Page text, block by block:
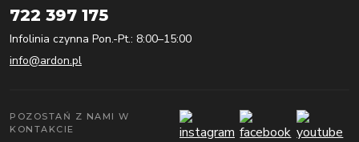
722 397 175
Infolinia czynna Pon.-Pt.: 8:00–15:00
info@ardon.pl
POZOSTAŃ Z NAMI W
KONTAKCIE